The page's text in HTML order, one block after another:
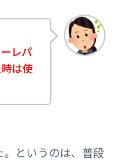
レパ
は使
というのは、普段